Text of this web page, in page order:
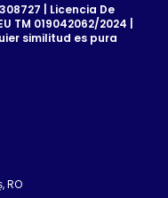
| Licencia De
TM 019042062/2024 |
similitud es pura
RO